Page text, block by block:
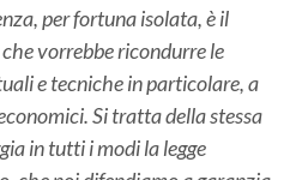
per fortuna isolata, è il
vorrebbe ricondurre le
e tecniche in particolare, a
Si tratta della stessa
in tutti i modi la legge